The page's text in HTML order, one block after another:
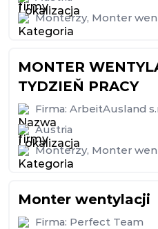
Monterzy, Monter
MONTER
TYDZIEŇ PRACY
Firma: ArbeitAusland
Austria
Monterzy, Monter
Monter wentylacji
Firma: Perfect Team